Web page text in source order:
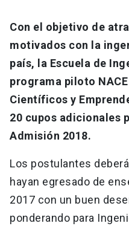
Personal
Alumni
Padres y familia
Vecinos
Mi Cuenta UC launch
Correo UC
Mi Portal UC launch
Medios Biblioteca
Donaciones launch
Con el objetivo de
motivados con la
país, la Escuela de
programa piloto
Científicos y
20 cupos adicionales
Admisión 2018.
Los postulantes
hayan egresado de
2017 con un buen
ponderando para